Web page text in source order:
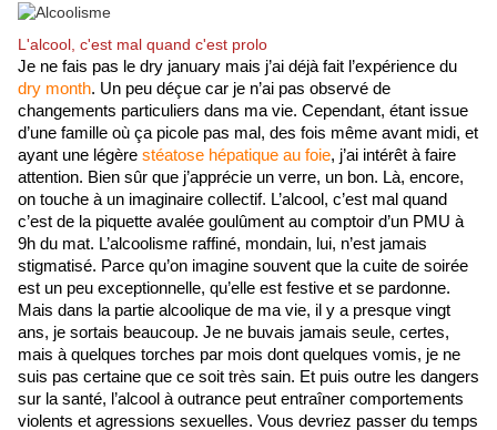
L'alcool, c'est mal quand c'est prolo
dry month. Un peu déçue car je n’ai pas observé de
changements particuliers dans ma vie. Cependant, étant issue
d’une famille où ça picole pas mal, des fois même avant midi, et
ayant une légère stéatose hépatique au foie, j’ai intérêt à faire
attention. Bien sûr que j’apprécie un verre, un bon. Là, encore,
on touche à un imaginaire collectif. L’alcool, c’est mal quand
c’est de la piquette avalée goulûment au comptoir d’un PMU à
9h du mat. L’alcoolisme raffiné, mondain, lui, n’est jamais
stigmatisé. Parce qu’on imagine souvent que la cuite de soirée
est un peu exceptionnelle, qu’elle est festive et se pardonne.
Mais dans la partie alcoolique de ma vie, il y a presque vingt
ans, je sortais beaucoup. Je ne buvais jamais seule, certes,
mais à quelques torches par mois dont quelques vomis, je ne
suis pas certaine que ce soit très sain. Et puis outre les dangers
sur la santé, l’alcool à outrance peut entraîner comportements
violents et agressions sexuelles. Vous devriez passer du temps